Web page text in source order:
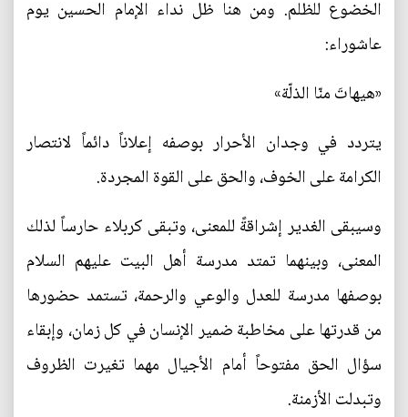
الخضوع للظلم. ومن هنا ظل نداء الإمام الحسين يوم
عاشوراء:
«هيهاتَ منّا الذلّة»
يتردد في وجدان الأحرار بوصفه إعلاناً دائماً لانتصار
الكرامة على الخوف، والحق على القوة المجردة.
وسيبقى الغدير إشراقةً للمعنى، وتبقى كربلاء حارساً لذلك
المعنى، وبينهما تمتد مدرسة أهل البيت عليهم السلام
بوصفها مدرسة للعدل والوعي والرحمة، تستمد حضورها
من قدرتها على مخاطبة ضمير الإنسان في كل زمان، وإبقاء
سؤال الحق مفتوحاً أمام الأجيال مهما تغيرت الظروف
وتبدلت الأزمنة.